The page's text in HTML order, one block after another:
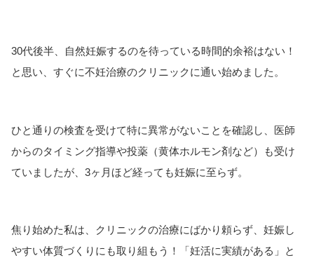
30代後半、自然妊娠するのを待っている時間的余裕はない！
と思い、すぐに不妊治療のクリニックに通い始めました。
ひと通りの検査を受けて特に異常がないことを確認し、医師
からのタイミング指導や投薬（黄体ホルモン剤など）も受け
ていましたが、3ヶ月ほど経っても妊娠に至らず。
焦り始めた私は、クリニックの治療にばかり頼らず、妊娠し
やすい体質づくりにも取り組もう！「妊活に実績がある」と